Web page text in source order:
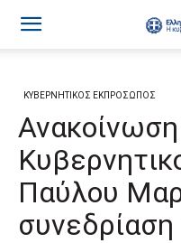
ΚΥΒΕΡΝΗΤΙΚΟΣ ΕΚΠΡΟΣΩΠΟΣ
Παύλου